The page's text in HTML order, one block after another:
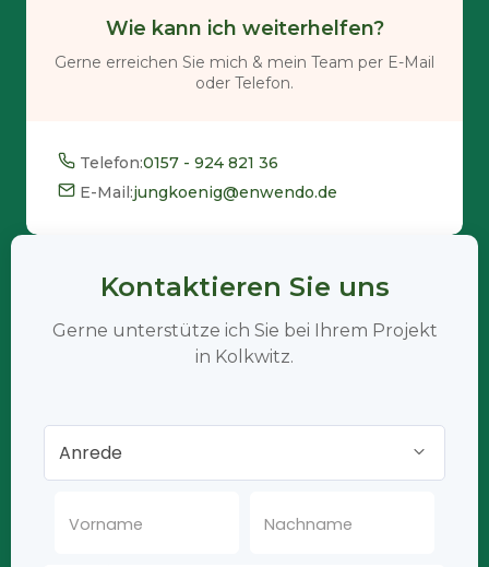
Wie kann ich weiterhelfen?
Gerne erreichen Sie mich & mein Team per E-Mail
oder Telefon.
Telefon:0157 - 924 821 36
E-Mail:jungkoenig@enwendo.de
Kontaktieren Sie uns
Gerne unterstütze ich Sie bei Ihrem Projekt
in Kolkwitz.